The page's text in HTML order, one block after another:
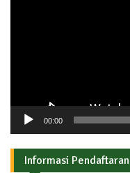
00:00
Informasi Pendaftaran